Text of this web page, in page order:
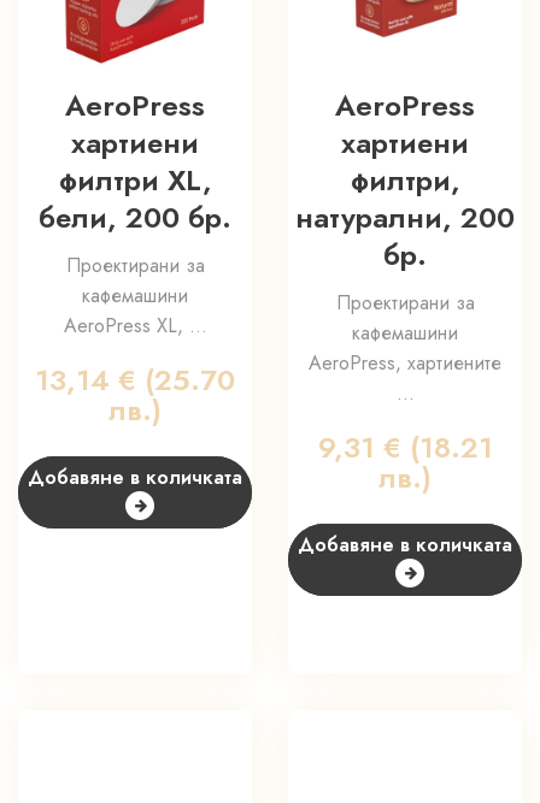
AeroPress
хартиени
филтри XL,
бели, 200 бр.
Проектирани за
кафемашини
AeroPress XL, ...
13,14 € (25.70
лв.)
Добавяне в количката
AeroPress
хартиени
филтри,
натурални, 200
бр.
Проектирани за
кафемашини
AeroPress, хартиените
...
9,31 € (18.21
лв.)
Добавяне в количката